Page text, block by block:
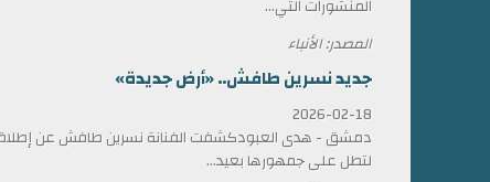
المنشورات التي...
المصدر: الأنباء
جديد نسرين طافش.. «أرض جديدة»
2026-02-18
دمشق - هدى العبودكشفت الفنانة نسرين طافش عن
لتطل على جمهورها بعيد...